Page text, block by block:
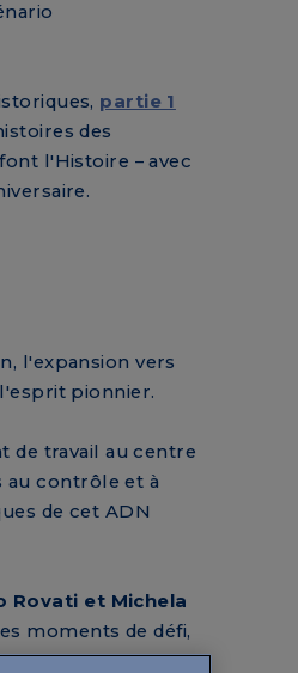
partie 1
des
l'Histoire – avec
l'expansion vers
pionnier.
de travail au centre
au contrôle et à
de cet ADN
Rovati et Michela
moments de défi,
à celles